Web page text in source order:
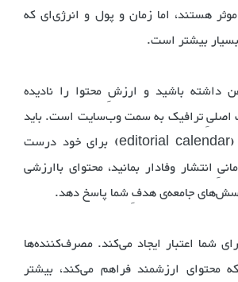
هستند، اما زمان و پول و انرژی‌ای که
بیشتر است.
داشته باشید و ارزشِ محتوا را نادیده
اصلیِ ترافیک به سمت وب‌سایت است. باید
یک تقویم نگارشی (editorial calendar) برای خود درست
انتشار وفادار بمانید، محتوای باارزشی
جامعه‌ی هدفِ شما پاسخ دهد.
شما اعتبار ایجاد می‌کند. مصرف‌کننده‌ها
محتوای ارزشمند فراهم می‌کند، بیشتر